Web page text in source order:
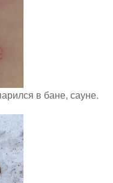
в бане, сауне.